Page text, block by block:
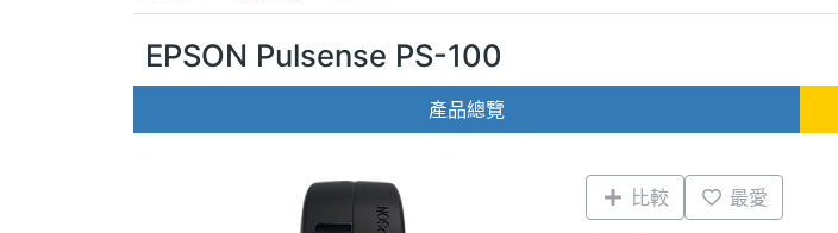
EPSON Pulsense PS-100
產品總覽
比較 最愛